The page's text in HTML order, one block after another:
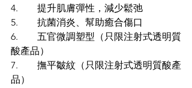
4.        提升肌膚彈性，減少鬆弛
5.        抗菌消炎、幫助癒合傷口
6.        五官微調塑型（只限注射式透明質
酸產品）
7.        撫平皺紋（只限注射式透明質酸產
品）